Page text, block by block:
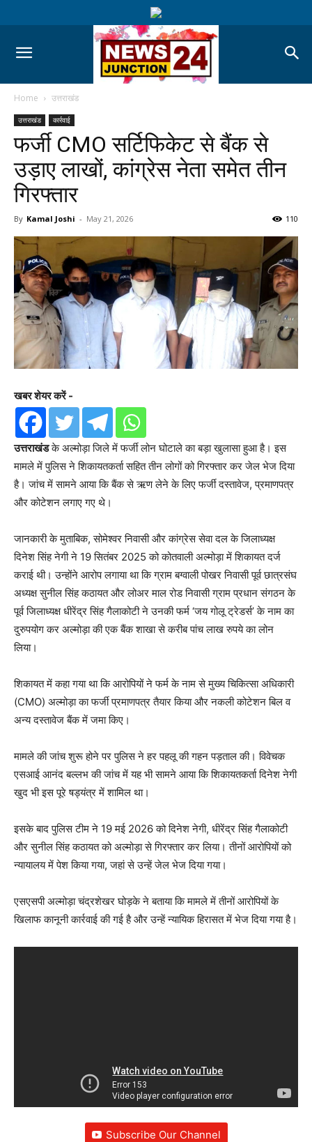
Home उत्तराखंड
उत्तराखंड कार्रवाई
फर्जी CMO सर्टिफिकेट से बैंक से
उड़ाए लाखों, कांग्रेस नेता समेत तीन
गिरफ्तार
By Kamal Joshi - May 21, 2026 110
खबर शेयर करें -
उत्तराखंडके अल्मोड़ा जिले में फर्जी लोन घोटाले का बड़ा खुलासा हुआ है। इस
मामले में पुलिस ने शिकायतकर्ता सहित तीन लोगों को गिरफ्तार कर जेल भेज दिया
है। जांच में सामने आया कि बैंक से ऋण लेने के लिए फर्जी दस्तावेज, प्रमाणपत्र
और कोटेशन लगाए गए थे।
जानकारी के मुताबिक, सोमेश्वर निवासी और कांग्रेस सेवा दल के जिलाध्यक्ष
दिनेश सिंह नेगी ने 19 सितंबर 2025 को कोतवाली अल्मोड़ा में शिकायत दर्ज
कराई थी। उन्होंने आरोप लगाया था कि ग्राम बग्वाली पोखर निवासी पूर्व छात्रसंघ
अध्यक्ष सुनील सिंह कठायत और लोअर माल रोड निवासी ग्राम प्रधान संगठन के
पूर्व जिलाध्यक्ष धीरेंद्र सिंह गैलाकोटी ने उनकी फर्म ‘जय गोलू ट्रेडर्स’ के नाम का
दुरुपयोग कर अल्मोड़ा की एक बैंक शाखा से करीब पांच लाख रुपये का लोन
लिया।
शिकायत में कहा गया था कि आरोपियों ने फर्म के नाम से मुख्य चिकित्सा अधिकारी
(CMO) अल्मोड़ा का फर्जी प्रमाणपत्र तैयार किया और नकली कोटेशन बिल व
अन्य दस्तावेज बैंक में जमा किए।
मामले की जांच शुरू होने पर पुलिस ने हर पहलू की गहन पड़ताल की। विवेचक
एसआई आनंद बल्लभ की जांच में यह भी सामने आया कि शिकायतकर्ता दिनेश नेगी
खुद भी इस पूरे षड्यंत्र में शामिल था।
इसके बाद पुलिस टीम ने 19 मई 2026 को दिनेश नेगी, धीरेंद्र सिंह गैलाकोटी
और सुनील सिंह कठायत को अल्मोड़ा से गिरफ्तार कर लिया। तीनों आरोपियों को
न्यायालय में पेश किया गया, जहां से उन्हें जेल भेज दिया गया।
एसएसपी अल्मोड़ा चंद्रशेखर घोड़के ने बताया कि मामले में तीनों आरोपियों के
खिलाफ कानूनी कार्रवाई की गई है और उन्हें न्यायिक हिरासत में भेज दिया गया है।
Subscribe Our Channel